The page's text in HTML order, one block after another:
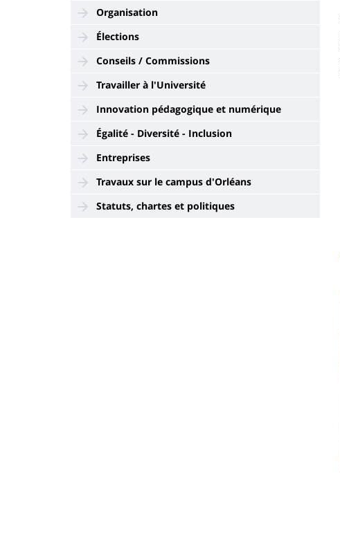
Organisation
Élections
Conseils / Commissions
Travailler à l'Université
Innovation pédagogique et numérique
Égalité - Diversité - Inclusion
Entreprises
Travaux sur le campus d'Orléans
Statuts, chartes et politiques